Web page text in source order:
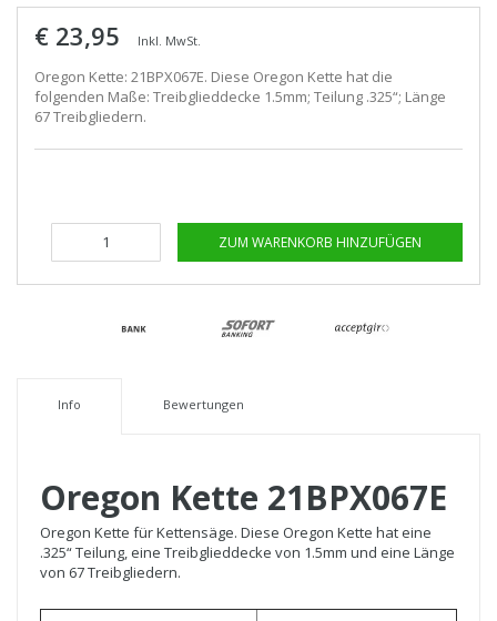
€ 23,95 Inkl. MwSt.
Oregon Kette: 21BPX067E. Diese Oregon Kette hat die
folgenden Maße: Treibglieddecke 1.5mm; Teilung .325“; Länge
67 Treibgliedern.
ZUM WARENKORB HINZUFÜGEN
Info Bewertungen
Oregon Kette 21BPX067E
Oregon Kette für Kettensäge. Diese Oregon Kette hat eine
.325“ Teilung, eine Treibglieddecke von 1.5mm und eine Länge
von 67 Treibgliedern.